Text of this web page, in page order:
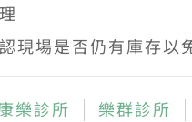
現場是否仍有庫存以
樂診所 樂群診所